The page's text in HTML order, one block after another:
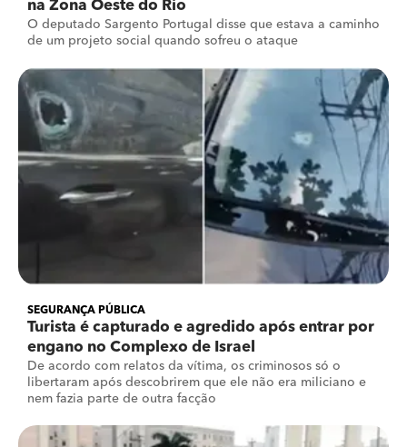
na Zona Oeste do Rio
O deputado Sargento Portugal disse que estava a caminho
de um projeto social quando sofreu o ataque
SEGURANÇA PÚBLICA
Turista é capturado e agredido após entrar por
engano no Complexo de Israel
De acordo com relatos da vítima, os criminosos só o
libertaram após descobrirem que ele não era miliciano e
nem fazia parte de outra facção